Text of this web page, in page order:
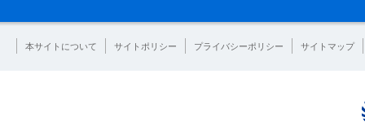
本サイトについて サイトポリシー プライバシーポリシー サイトマップ